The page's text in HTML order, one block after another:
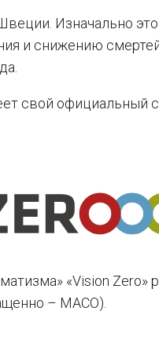
Изначально
и снижению
свой
«Vision Zero»
– МАСО).